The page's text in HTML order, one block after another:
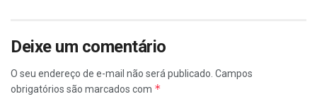
Deixe um comentário
O seu endereço de e-mail não será publicado. Campos
obrigatórios são marcados com *